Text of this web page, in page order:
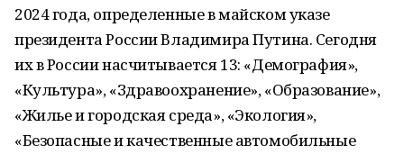
2024 года, определенные в майском указе
президента России Владимира Путина. Сегодня
их в России насчитывается 13: «Демография»,
«Культура», «Здравоохранение», «Образование»,
«Жилье и городская среда», «Экология»,
«Безопасные и качественные автомобильные